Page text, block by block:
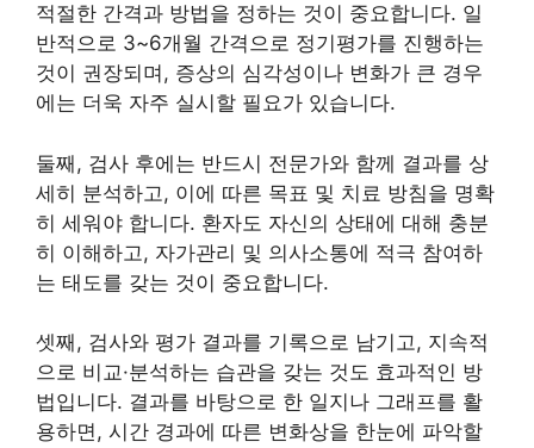
적절한 간격과 방법을 정하는 것이 중요합니다. 일
반적으로 3~6개월 간격으로 정기평가를 진행하는
것이 권장되며, 증상의 심각성이나 변화가 큰 경우
에는 더욱 자주 실시할 필요가 있습니다.
둘째, 검사 후에는 반드시 전문가와 함께 결과를 상
세히 분석하고, 이에 따른 목표 및 치료 방침을 명확
히 세워야 합니다. 환자도 자신의 상태에 대해 충분
히 이해하고, 자가관리 및 의사소통에 적극 참여하
는 태도를 갖는 것이 중요합니다.
셋째, 검사와 평가 결과를 기록으로 남기고, 지속적
으로 비교·분석하는 습관을 갖는 것도 효과적인 방
법입니다. 결과를 바탕으로 한 일지나 그래프를 활
용하면, 시간 경과에 따른 변화상을 한눈에 파악할